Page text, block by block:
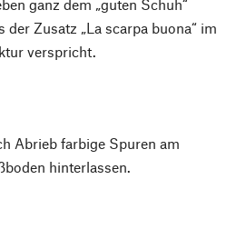
ganz dem „guten Schuh“
der Zusatz „La scarpa buona“ im
verspricht.
Abrieb farbige Spuren am
hinterlassen.